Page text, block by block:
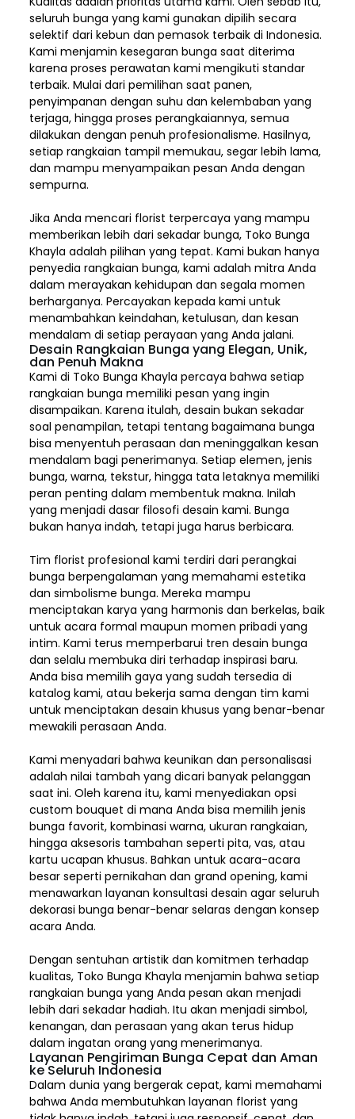
seluruh bunga yang kami gunakan dipilih secara
selektif dari kebun dan pemasok terbaik di Indonesia.
Kami menjamin kesegaran bunga saat diterima
karena proses perawatan kami mengikuti standar
terbaik. Mulai dari pemilihan saat panen,
penyimpanan dengan suhu dan kelembaban yang
terjaga, hingga proses perangkaiannya, semua
dilakukan dengan penuh profesionalisme. Hasilnya,
setiap rangkaian tampil memukau, segar lebih lama,
dan mampu menyampaikan pesan Anda dengan
sempurna.
Jika Anda mencari florist terpercaya yang mampu
memberikan lebih dari sekadar bunga, Toko Bunga
Khayla adalah pilihan yang tepat. Kami bukan hanya
penyedia rangkaian bunga, kami adalah mitra Anda
dalam merayakan kehidupan dan segala momen
berharganya. Percayakan kepada kami untuk
menambahkan keindahan, ketulusan, dan kesan
mendalam di setiap perayaan yang Anda jalani.
Desain Rangkaian Bunga yang Elegan, Unik,
dan Penuh Makna
Kami di Toko Bunga Khayla percaya bahwa setiap
rangkaian bunga memiliki pesan yang ingin
disampaikan. Karena itulah, desain bukan sekadar
soal penampilan, tetapi tentang bagaimana bunga
bisa menyentuh perasaan dan meninggalkan kesan
mendalam bagi penerimanya. Setiap elemen, jenis
bunga, warna, tekstur, hingga tata letaknya memiliki
peran penting dalam membentuk makna. Inilah
yang menjadi dasar filosofi desain kami. Bunga
bukan hanya indah, tetapi juga harus berbicara.
Tim florist profesional kami terdiri dari perangkai
bunga berpengalaman yang memahami estetika
dan simbolisme bunga. Mereka mampu
menciptakan karya yang harmonis dan berkelas, baik
untuk acara formal maupun momen pribadi yang
intim. Kami terus memperbarui tren desain bunga
dan selalu membuka diri terhadap inspirasi baru.
Anda bisa memilih gaya yang sudah tersedia di
katalog kami, atau bekerja sama dengan tim kami
untuk menciptakan desain khusus yang benar-benar
mewakili perasaan Anda.
Kami menyadari bahwa keunikan dan personalisasi
adalah nilai tambah yang dicari banyak pelanggan
saat ini. Oleh karena itu, kami menyediakan opsi
custom bouquet di mana Anda bisa memilih jenis
bunga favorit, kombinasi warna, ukuran rangkaian,
hingga aksesoris tambahan seperti pita, vas, atau
kartu ucapan khusus. Bahkan untuk acara-acara
besar seperti pernikahan dan grand opening, kami
menawarkan layanan konsultasi desain agar seluruh
dekorasi bunga benar-benar selaras dengan konsep
acara Anda.
Dengan sentuhan artistik dan komitmen terhadap
kualitas, Toko Bunga Khayla menjamin bahwa setiap
rangkaian bunga yang Anda pesan akan menjadi
lebih dari sekadar hadiah. Itu akan menjadi simbol,
kenangan, dan perasaan yang akan terus hidup
dalam ingatan orang yang menerimanya.
Layanan Pengiriman Bunga Cepat dan Aman
ke Seluruh Indonesia
Dalam dunia yang bergerak cepat, kami memahami
bahwa Anda membutuhkan layanan florist yang